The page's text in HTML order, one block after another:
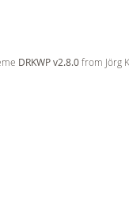
DRKWP v2.8.0 from Jörg